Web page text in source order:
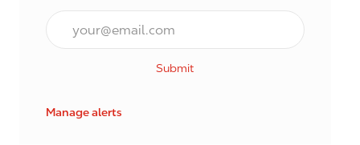
Email*
Submit
Manage alerts